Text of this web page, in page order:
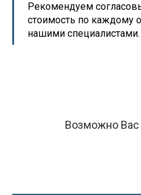
Рекомендуем
стоимость по каждому
нашими специалистами.
Возможно Вас